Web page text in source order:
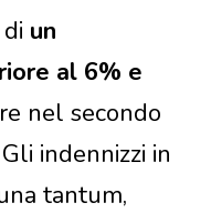
un
al 6% e
nel secondo
indennizzi in
tantum,